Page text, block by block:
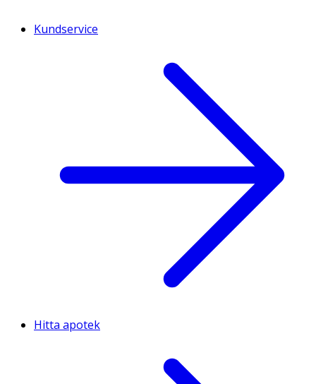
Kundservice
Hitta apotek